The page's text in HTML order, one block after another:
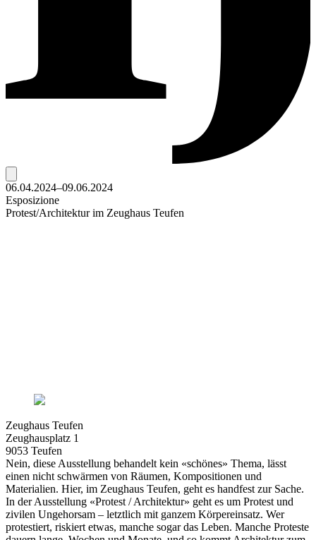
06.04.2024–09.06.2024
Esposizione
Protest/Architektur im Zeughaus Teufen
Zeughaus Teufen
Zeughausplatz 1
9053 Teufen
Nein, diese Ausstellung behandelt kein «schönes» Thema, lässt
einen nicht schwärmen von Räumen, Kompositionen und
Materialien. Hier, im Zeughaus Teufen, geht es handfest zur Sache.
In der Ausstellung «Protest / Architektur» geht es um Protest und
zivilen Ungehorsam – letztlich mit ganzem Körpereinsatz. Wer
protestiert, riskiert etwas, manche sogar das Leben. Manche Proteste